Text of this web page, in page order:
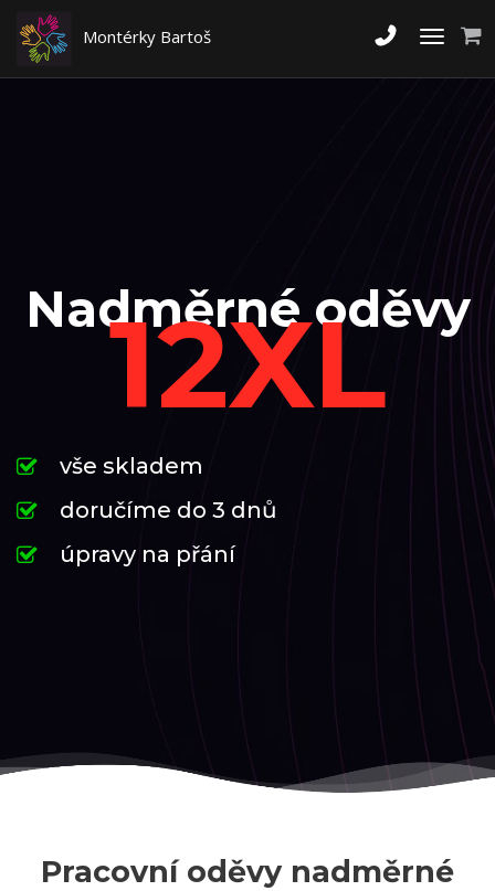
Toggle
Montérky Bartoš
Nadměrné oděvy
12XL
vše skladem
doručíme do 3 dnů
úpravy na přání
Pracovní oděvy nadměrné